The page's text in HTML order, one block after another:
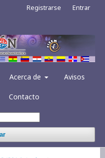
Acerca de Avisos
Contacto
Registrarse Entrar